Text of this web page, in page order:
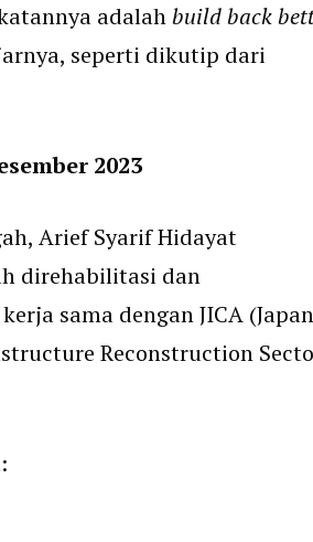
adalahbuild back
seperti dikutip dari
2023
Arief Syarif Hidayat
direhabilitasi dan
sama dengan JICA (Japan
Reconstruction